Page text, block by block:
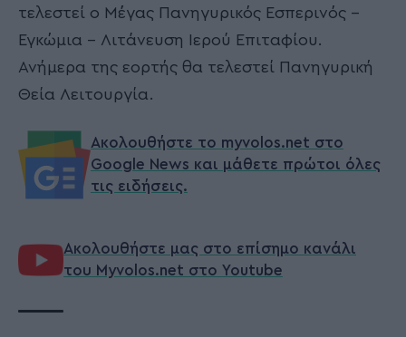
τελεστεί ο Μέγας Πανηγυρικός Εσπερινός –
Εγκώμια – Λιτάνευση Ιερού Επιταφίου.
Ανήμερα της εορτής θα τελεστεί Πανηγυρική
Θεία Λειτουργία.
Ακολουθήστε το myvolos.net στο
Google News και μάθετε πρώτοι όλες
τις ειδήσεις.
Ακολουθήστε μας στο επίσημο κανάλι
του Myvolos.net στο Youtube